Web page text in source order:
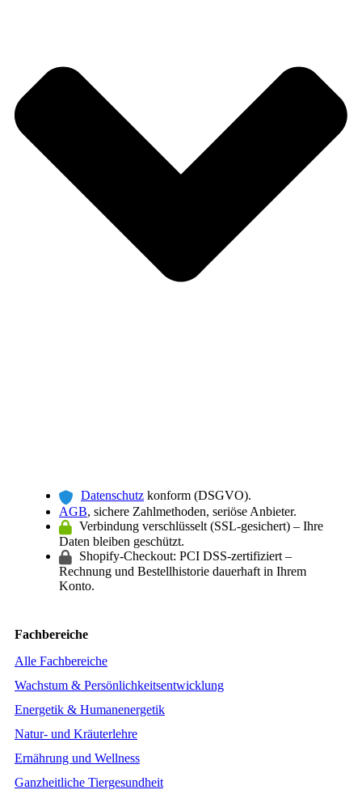
Datenschutz konform (DSGVO).
AGB, sichere Zahlmethoden, seriöse Anbieter.
Verbindung verschlüsselt (SSL-gesichert) – Ihre
Daten bleiben geschützt.
Shopify-Checkout: PCI DSS-zertifiziert –
Rechnung und Bestellhistorie dauerhaft in Ihrem
Konto.
Fachbereiche
Alle Fachbereiche
Wachstum & Persönlichkeitsentwicklung
Energetik & Humanenergetik
Natur- und Kräuterlehre
Ernährung und Wellness
Ganzheitliche Tiergesundheit